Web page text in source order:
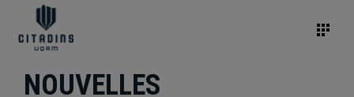
NOUVELLES